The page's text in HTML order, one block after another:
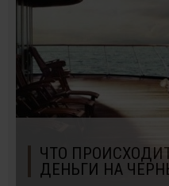
ЧТО
ДЕНЬГИ НА